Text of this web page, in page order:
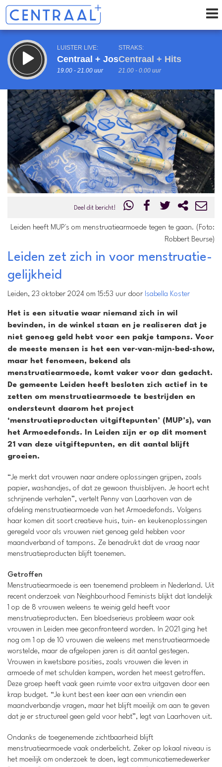
LUISTER LIVE:
Centraal + Jos
19.00 - 21.00 uur
STRAKS:
Centraal + Hits
21.00 - 0.00 uur
Vorig uur uur 1 van 0 Volgend uur
Inklappen
Deel dit bericht!
Leiden heeft MUP's om menstruatiearmoede tegen te gaan. (Foto:
Robbert Beurse)
Leiden zet zich in voor menstruatie-
gelijkheid
Leiden, 23 oktober 2024 om 15:53 uur door Isabella Koster
Het is een situatie waar niemand zich in wil
bevinden, in de winkel staan en je realiseren dat je
niet genoeg geld hebt voor een pakje tampons. Voor
de meeste mensen is het een ver-van-mijn-bed-show,
maar het fenomeen, bekend als
menstruatiearmoede, komt vaker voor dan gedacht.
De gemeente Leiden heeft besloten zich actief in te
zetten om menstruatiearmoede te bestrijden en
ondersteunt daarom het project
‘menstruatieproducten uitgiftepunten’ (MUP’s), van
het Armoedefonds. In Leiden zijn er op dit moment
21 van deze uitgiftepunten, en dit aantal blijft
groeien.
“Je merkt dat vrouwen naar andere oplossingen grijpen, zoals
papier, washandjes, of dat ze gewoon thuisblijven. Je hoort echt
schrijnende verhalen”, vertelt Penny van Laarhoven van de
afdeling menstruatiearmoede van het Armoedefonds. Volgens
haar komen dit soort creatieve huis, tuin- en keukenoplossingen
geregeld voor als vrouwen niet genoeg geld hebben voor
maandverband of tampons. Ze benadrukt dat de vraag naar
menstruatieproducten blijft toenemen.
Getroffen
Menstruatiearmoede is een toenemend probleem in Nederland. Uit
recent onderzoek van Neighbourhood Feminists blijkt dat landelijk
1 op de 8 vrouwen weleens te weinig geld heeft voor
menstruatieproducten. Een bloedserieus probleem waar ook
vrouwen in Leiden mee geconfronteerd worden. In 2021 ging het
nog om 1 op de 10 vrouwen die weleens met menstruatiearmoede
worstelde, maar de afgelopen jaren is dit aantal gestegen.
Vrouwen in kwetsbare posities, zoals vrouwen die leven in
armoede of met schulden kampen, worden het meest getroffen.
Deze groep heeft vaak geen ruimte voor extra uitgaven door een
krap budget. “Je kunt best een keer aan een vriendin een
maandverbandje vragen, maar het blijft moeilijk om aan te geven
dat je er structureel geen geld voor hebt”, legt van Laarhoven uit.
Ondanks de toegenemende zichtbaarheid blijft
menstruatiearmoede vaak onderbelicht. Zeker op lokaal niveau is
het moeilijk om onderzoek te doen, legt communicatiemedewerker